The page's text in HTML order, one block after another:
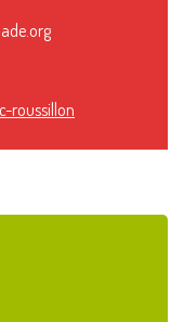
roussillon